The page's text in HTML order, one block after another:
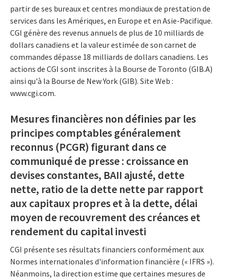
partir de ses bureaux et centres mondiaux de prestation de
services dans les Amériques, en Europe et en Asie-Pacifique.
CGI génère des revenus annuels de plus de 10 milliards de
dollars canadiens et la valeur estimée de son carnet de
commandes dépasse 18 milliards de dollars canadiens. Les
actions de CGI sont inscrites à la Bourse de Toronto (GIB.A)
ainsi qu'à la Bourse de New York (GIB). Site Web :
www.cgi.com.
Mesures financières non définies par les
principes comptables généralement
reconnus (PCGR) figurant dans ce
communiqué de presse : croissance en
devises constantes, BAII ajusté, dette
nette, ratio de la dette nette par rapport
aux capitaux propres et à la dette, délai
moyen de recouvrement des créances et
rendement du capital investi
CGI présente ses résultats financiers conformément aux
Normes internationales d'information financière (« IFRS »).
Néanmoins, la direction estime que certaines mesures de